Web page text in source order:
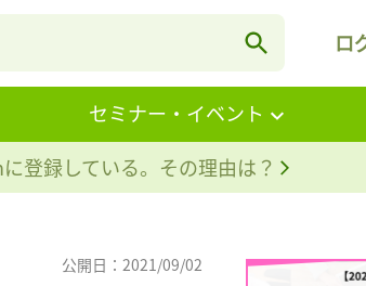
ロ
セミナー・イベント
登録している。その理由は？
公開日：2021/09/02